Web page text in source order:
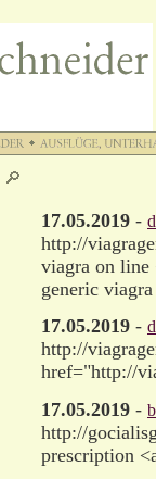
17.05.2019 -
http://
viagra on line
generic
17.05.2019 -
http://
href="http://
17.05.2019 -
http://
prescription